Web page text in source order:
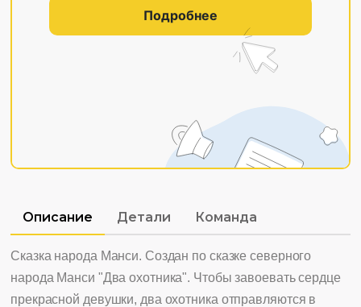
Подробнее
Описание Детали Команда
Сказка народа Манси. Создан по сказке северного
народа Манси "Два охотника". Чтобы завоевать сердце
прекрасной девушки, два охотника отправляются в